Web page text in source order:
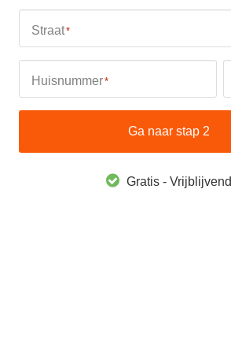
Straat*
Huisnummer*
Ga naar stap 2
Gratis - Vrijblijvend